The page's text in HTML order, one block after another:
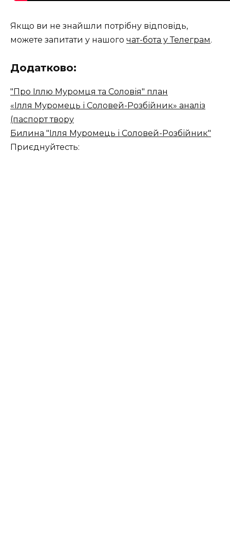
Якщо ви не знайшли потрібну відповідь,
можете запитати у нашого чат-бота у Телеграм.
Додатково:
"Про Іллю Муромця та Соловія" план
«Ілля Муромець і Соловей-Розбійник» аналіз
(паспорт твору
Билина "Ілля Муромець і Соловей-Розбійник"
Приєднуйтесть: